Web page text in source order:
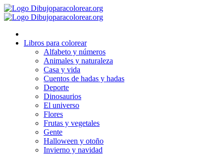
Ir
al
Libros para colorear
Alfabeto y números
Animales y naturaleza
Casa y vida
Cuentos de hadas y hadas
Deporte
Dinosaurios
El universo
Flores
Frutas y vegetales
Gente
Halloween y otoño
Invierno y navidad